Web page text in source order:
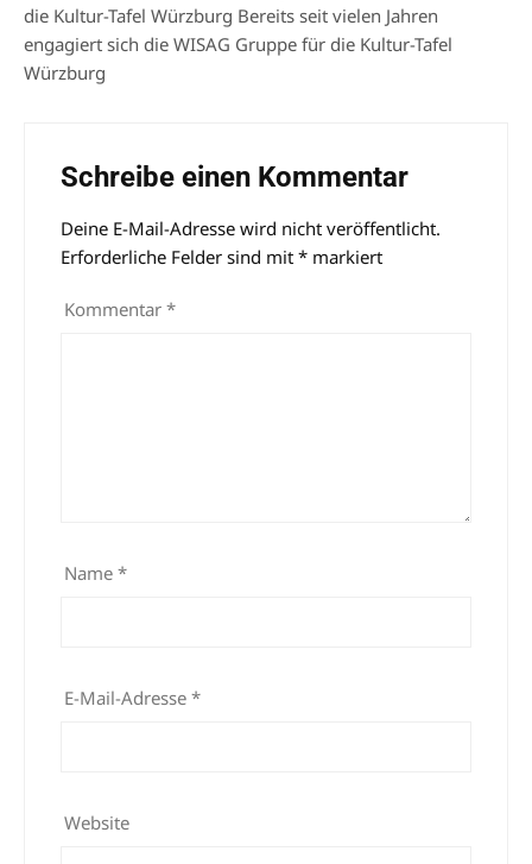
die Kultur-Tafel Würzburg Bereits seit vielen Jahren
engagiert sich die WISAG Gruppe für die Kultur-Tafel
Würzburg
Schreibe einen Kommentar
Deine E-Mail-Adresse wird nicht veröffentlicht.
Erforderliche Felder sind mit * markiert
Kommentar *
Name *
E-Mail-Adresse *
Website
Alternative: